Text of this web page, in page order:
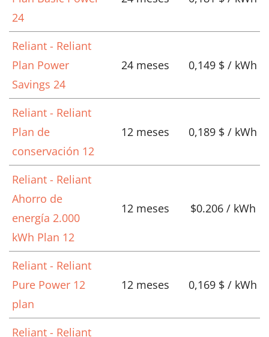
24
Reliant - Reliant
Plan Power
Savings 24
24 meses 0,149 $ / kWh
Reliant - Reliant
Plan de
conservación 12
12 meses 0,189 $ / kWh
Reliant - Reliant
Ahorro de
energía 2.000
kWh Plan 12
12 meses $0.206 / kWh
Reliant - Reliant
Pure Power 12
plan
12 meses 0,169 $ / kWh
Reliant - Reliant